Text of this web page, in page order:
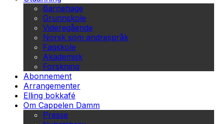
Barnehage
Grunnskole
Videregående
Norsk som andrespråk
Fagskole
Akademisk
Forskning
Abonnement
Arrangementer
Elling bokkafé
Om Cappelen Damm
Presse